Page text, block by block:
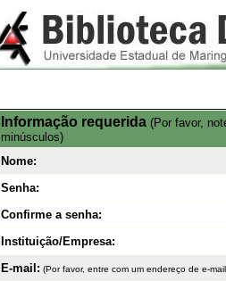
Informação requerida (Por favor,
minúsculos)
Nome:
Senha:
Confirme a senha:
Instituição/Empresa:
E-mail: (Por favor, entre com um endereço de e-